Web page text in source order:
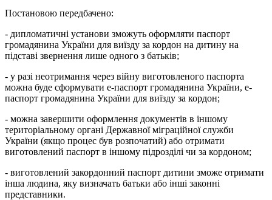
Постановою передбачено:
- дипломатичні установи зможуть оформляти паспорт
громадянина України для виїзду за кордон на дитину на
підставі звернення лише одного з батьків;
- у разі неотримання через війну виготовленого паспорта
можна буде сформувати е-паспорт громадянина України, е-
паспорт громадянина України для виїзду за кордон;
- можна завершити оформлення документів в іншому
територіальному органі Державної міграційної служби
України (якщо процес був розпочатий) або отримати
виготовлений паспорт в іншому підрозділі чи за кордоном;
- виготовлений закордонний паспорт дитини зможе отримати
інша людина, яку визначать батьки або інші законні
представники.